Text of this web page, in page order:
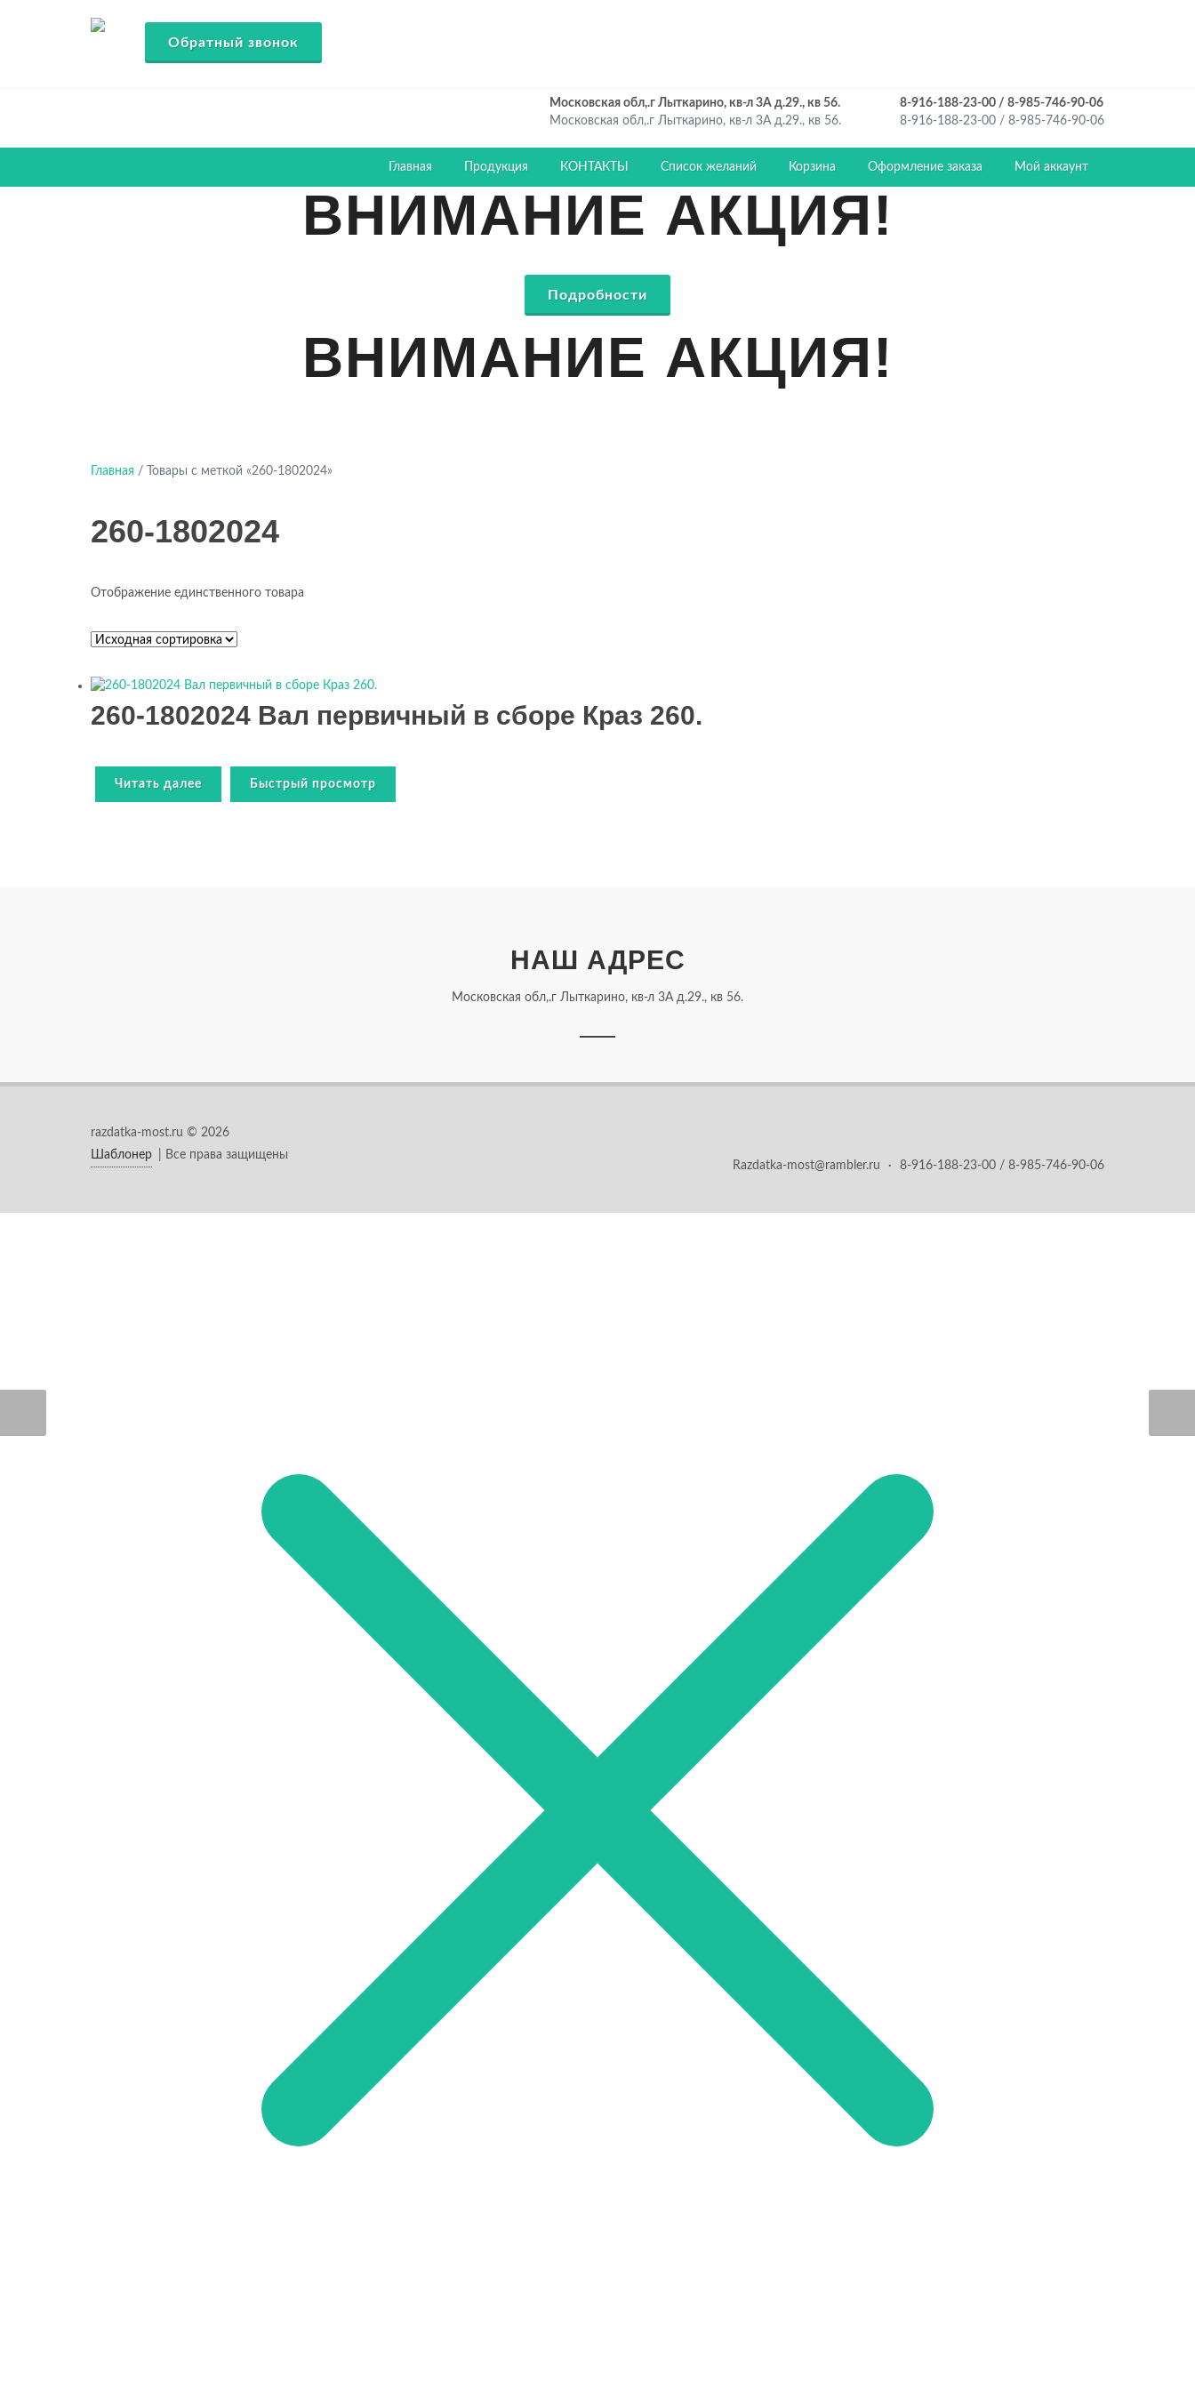
Обратный звонок
Московская обл,.г Лыткарино, кв-л 3А д.29., кв 56.
Московская обл,.г Лыткарино, кв-л 3А д.29., кв 56.
8-916-188-23-00 / 8-985-746-90-06
8-916-188-23-00 / 8-985-746-90-06
Главная Продукция КОНТАКТЫ Список желаний Корзина Оформление заказа Мой аккаунт
ВНИМАНИЕ АКЦИЯ!
Подробности
ВНИМАНИЕ АКЦИЯ!
Главная / Товары с меткой «260-1802024»
260-1802024
Отображение единственного товара
260-1802024 Вал первичный в сборе Краз 260.
Читать далее Быстрый просмотр
НАШ АДРЕС
Московская обл,.г Лыткарино, кв-л 3А д.29., кв 56.
razdatka-most.ru © 2026
Шаблонер
| Все права защищены
Razdatka-most@rambler.ru
· 8-916-188-23-00 / 8-985-746-90-06